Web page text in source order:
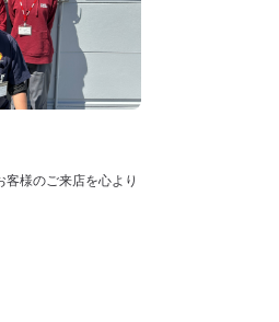
様のご来店を心より